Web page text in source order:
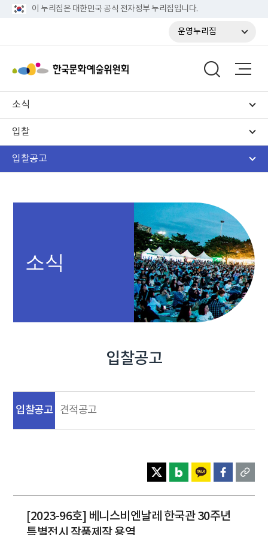
이 누리집은 대한민국 공식 전자정부 누리집입니다.
운영누리집
소식
입찰
입찰공고
소식
입찰공고
입찰공고 견적공고
[2023-96호] 베니스비엔날레 한국관 30주년